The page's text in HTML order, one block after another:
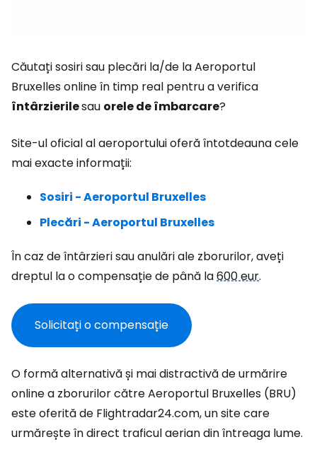
Căutați sosiri sau plecări la/de la Aeroportul
Bruxelles online în timp real pentru a verifica
întârzierilesau orele de îmbarcare?
Site-ul oficial al aeroportului oferă întotdeauna cele
mai exacte informații:
Sosiri - Aeroportul Bruxelles
Plecări - Aeroportul Bruxelles
În caz de întârzieri sau anulări ale zborurilor, aveți
dreptul la o compensație de până la600 eur.
Solicitați o compensație
O formă alternativă și mai distractivă de urmărire
online a zborurilor către Aeroportul Bruxelles (BRU)
este oferită de Flightradar24.com, un site care
urmărește în direct traficul aerian din întreaga lume.